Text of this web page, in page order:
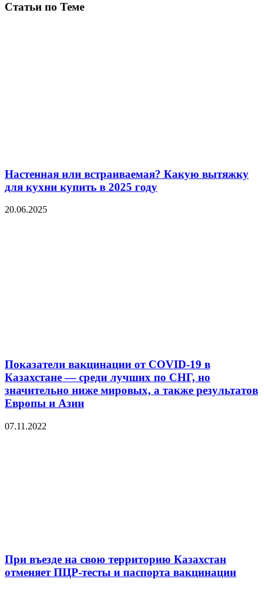
Статьи по Теме
Настенная или встраиваемая? Какую вытяжку
для кухни купить в 2025 году
20.06.2025
Показатели вакцинации от COVID-19 в
Казахстане — среди лучших по СНГ, но
значительно ниже мировых, а также результатов
Европы и Азии
07.11.2022
При въезде на свою территорию Казахстан
отменяет ПЦР-тесты и паспорта вакцинации